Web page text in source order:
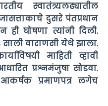
स्वातंत्र्यलढ्यातील
दुसरे पंतप्रधान
घोषणा त्यांनी दिली.
वाराणसी येथे झाला.
माहिती व्हावी
प्रश्नमंजुषा सोडवा.
आकर्षक प्रमाणपत्र लगेच